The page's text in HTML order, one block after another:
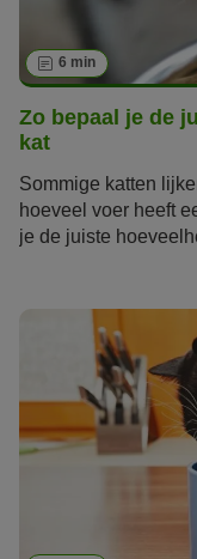
6 min
Zo bepaal je de
kat
Sommige katten
hoeveel voer heeft
je de juiste